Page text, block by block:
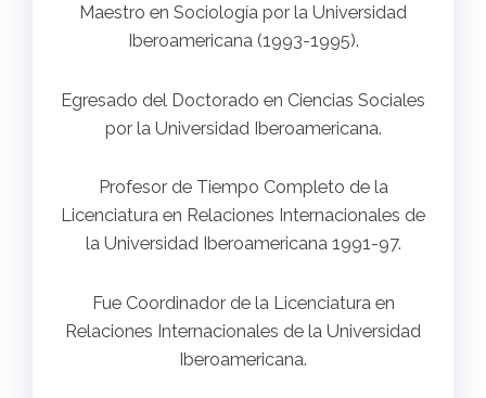
Maestro en Sociología por la Universidad
Iberoamericana (1993-1995).
Egresado del Doctorado en Ciencias Sociales
por la Universidad Iberoamericana.
Profesor de Tiempo Completo de la
Licenciatura en Relaciones Internacionales de
la Universidad Iberoamericana 1991-97.
Fue Coordinador de la Licenciatura en
Relaciones Internacionales de la Universidad
Iberoamericana.